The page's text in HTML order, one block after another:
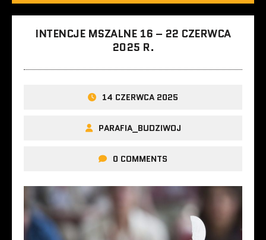
INTENCJE MSZALNE 16 – 22 CZERWCA
2025 R.
14 CZERWCA 2025
PARAFIA_BUDZIWOJ
0 COMMENTS